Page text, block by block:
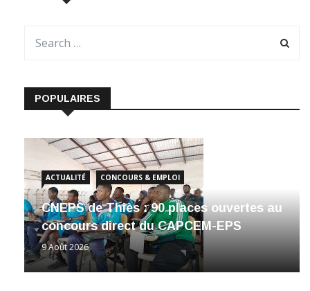
POPULAIRES
ACTUALITÉ CONCOURS & EMPLOI
CNEPS de Thiès : 90 places ouvertes au
concours direct du CAPCEM-EPS
9 Août 2026